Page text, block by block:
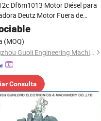
Df6m1013 Motor Diésel para
Deutz Motor Fuera de
(MOQ)
Guangzhou Guoli Engineering Machinery Co., Ltd.
Consulta